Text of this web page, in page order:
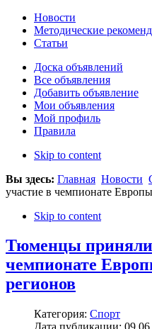
Новости
Методические
Статьи
Доска объявлений
Все объявления
Добавить объявление
Мои объявления
Мой профиль
Правила
Skip to content
Вы здесь: Главная Новости
участие в чемпионате
Skip to content
Тюменцы приняли
чемпионате
регионов
Категория: Спорт